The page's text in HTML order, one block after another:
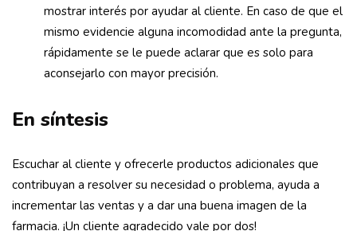
mostrar interés por ayudar al cliente. En caso de que el
mismo evidencie alguna incomodidad ante la pregunta,
rápidamente se le puede aclarar que es solo para
aconsejarlo con mayor precisión.
En síntesis
Escuchar al cliente y ofrecerle productos adicionales que
contribuyan a resolver su necesidad o problema, ayuda a
incrementar las ventas y a dar una buena imagen de la
farmacia. ¡Un cliente agradecido vale por dos!